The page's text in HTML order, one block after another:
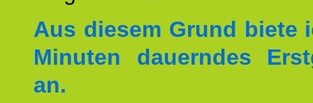
Aus diesem Grund biete
Minuten dauerndes
an.